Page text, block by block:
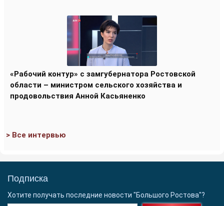
«Рабочий контур» с замгубернатора Ростовской
области – министром сельского хозяйства и
продовольствия Анной Касьяненко
> Все интервью
Подписка
Хотите получать последние новости "Большого Ростова"?